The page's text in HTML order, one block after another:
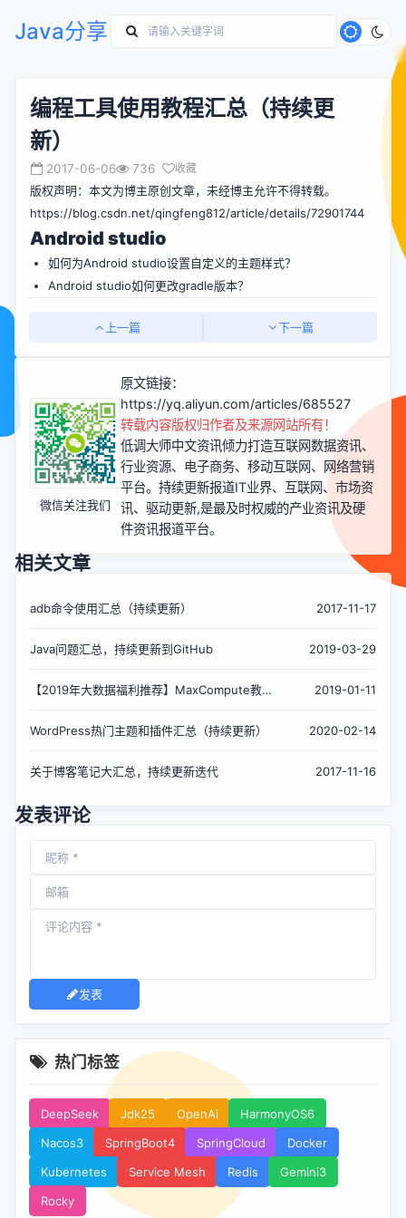
Java分享
编程工具使用教程汇总（持续更
新）
2017-06-06 736 收藏
版权声明：本文为博主原创文章，未经博主允许不得转载。
https://blog.csdn.net/qingfeng812/article/details/72901744
Android studio
如何为Android studio设置自定义的主题样式？
Android studio如何更改gradle版本？
上一篇 下一篇
微信关注我们
原文链接：
https://yq.aliyun.com/articles/685527
转载内容版权归作者及来源网站所有！
低调大师中文资讯倾力打造互联网数据资讯、
行业资源、电子商务、移动互联网、网络营销
平台。持续更新报道IT业界、互联网、市场资
讯、驱动更新,是最及时权威的产业资讯及硬
件资讯报道平台。
相关文章
adb命令使用汇总（持续更新） 2017-11-17
Java问题汇总，持续更新到GitHub 2019-03-29
【2019年大数据福利推荐】MaxCompute教
2019-01-11
WordPress热门主题和插件汇总（持续更新） 2020-02-14
关于博客笔记大汇总，持续更新迭代 2017-11-16
发表评论
发表
热门标签
DeepSeek Jdk25 OpenAi
HarmonyOS6
Nacos3
SpringBoot4 SpringCloud
Docker
Kubernetes
Service Mesh Redis
Gemini3
Rocky